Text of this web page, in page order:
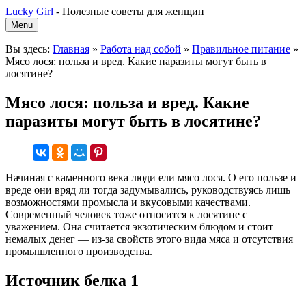
Lucky Girl - Полезные советы для женщин
Menu
Вы здесь: Главная » Работа над собой » Правильное питание »
Мясо лося: польза и вред. Какие паразиты могут быть в
лосятине?
Мясо лося: польза и вред. Какие
паразиты могут быть в лосятине?
Начиная с каменного века люди ели мясо лося. О его пользе и
вреде они вряд ли тогда задумывались, руководствуясь лишь
возможностями промысла и вкусовыми качествами.
Современный человек тоже относится к лосятине с
уважением. Она считается экзотическим блюдом и стоит
немалых денег — из-за свойств этого вида мяса и отсутствия
промышленного производства.
Источник белка 1